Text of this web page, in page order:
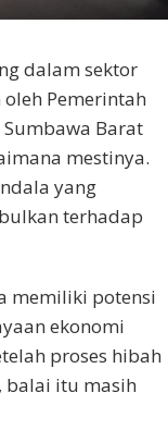
dalam sektor
Pemerintah
Barat
mestinya.
yang
terhadap
memiliki potensi
ekonomi
proses hibah
balai itu masih